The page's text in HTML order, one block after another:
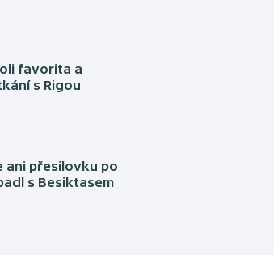
favorita a
s Rigou
ani přesilovku po
s Besiktasem